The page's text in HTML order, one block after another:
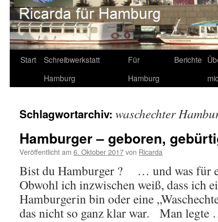
Start
Schreibwerkstatt
Hamburg
Für
Hamburg
Berichte
Schlagwortarchiv: waschechter
Hamburger – geboren,
Veröffentlicht am 6. Oktober 2017von Ricarda
Bist du Hamburger ? … und was für
Obwohl ich inzwischen weiß, dass ich
Hamburgerin bin oder eine
das nicht so ganz klar war. Man